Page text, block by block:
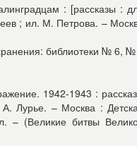
: [рассказы :
; ил. М. Петрова. –
библиотеки № 6,
1942-1943 :
Лурье. – Москва :
– (Великие битвы